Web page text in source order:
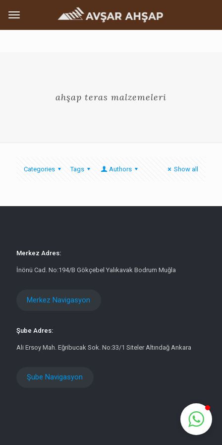
ahşap teras malzemeleri
Categories Tags Authors Show all
Merkez Adres:
İnönü Cad. No:194/B Gökçebel Yalıkavak Bodrum Muğla
Merkez Navigasyon
Şube Adres:
Ali Ersoy Mah. Eğribucak Sok. No:33/1 Siteler Altındağ Ankara
Şube Navigasyon